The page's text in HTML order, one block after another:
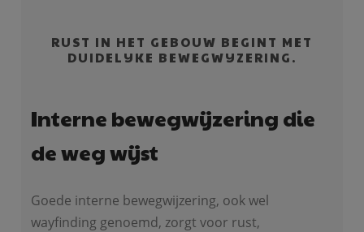
RUST IN HET GEBOUW BEGINT MET
DUIDELIJKE BEWEGWIJZERING.
Interne bewegwijzering die
de weg wijst
Goede interne bewegwijzering, ook wel
wayfinding genoemd, zorgt voor rust,